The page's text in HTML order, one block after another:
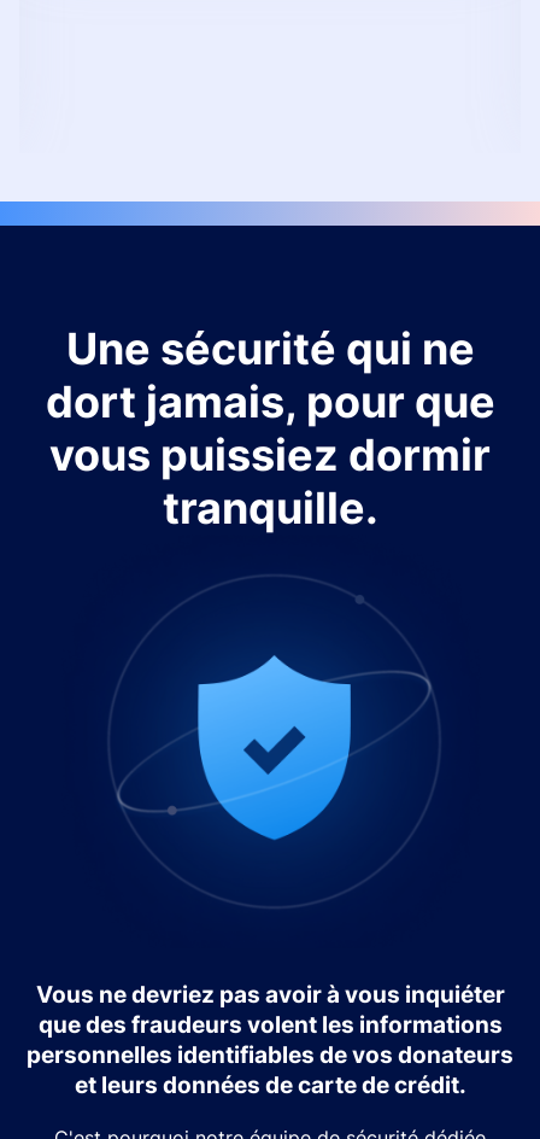
Une sécurité qui ne
dort jamais, pour que
vous puissiez dormir
tranquille.
Vous ne devriez pas avoir à vous inquiéter
que des fraudeurs volent les informations
personnelles identifiables de vos donateurs
et leurs données de carte de crédit.